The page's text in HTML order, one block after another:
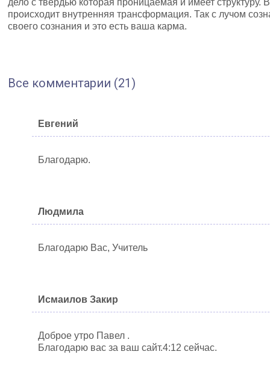
происходит внутренняя трансформация. Так с лучом
своего сознания и это есть ваша карма.
Все комментарии (21)
Евгений
Благодарю.
Людмила
Благодарю Вас, Учитель
Исмаилов Закир
Доброе утро Павел .
Благодарю вас за ваш сайт.4:12 сейчас.